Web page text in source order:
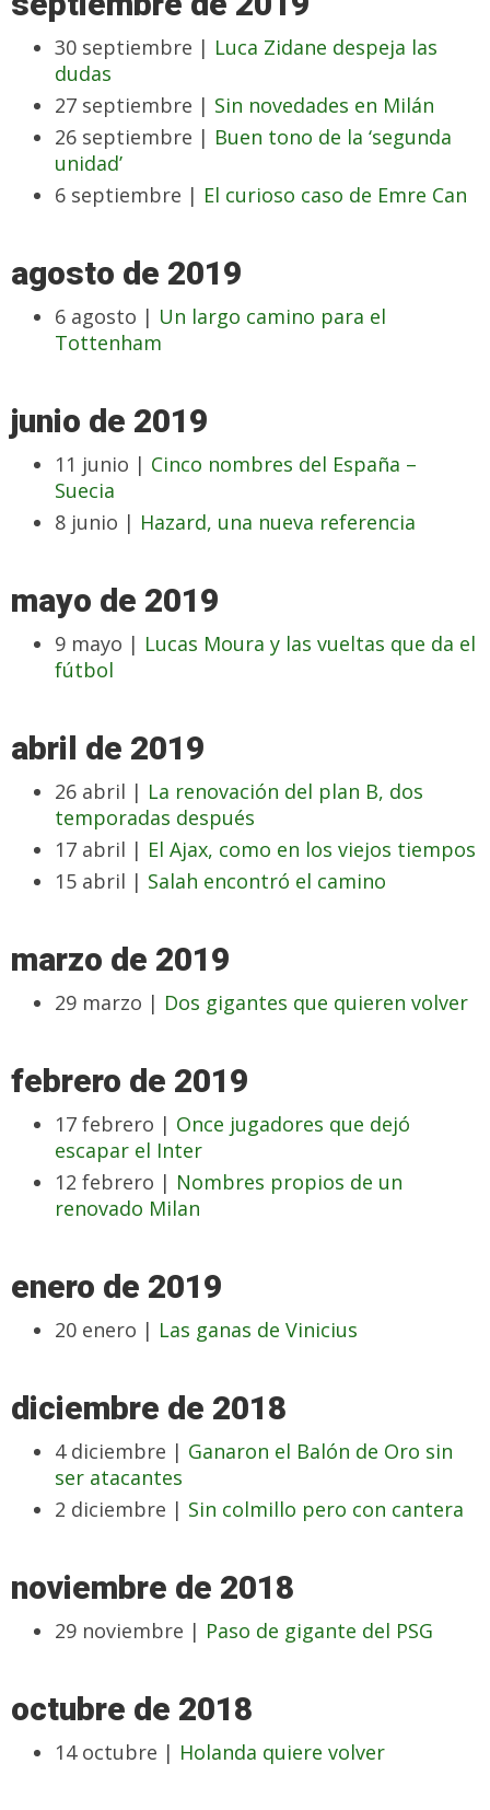
30 septiembre | Luca Zidane despeja las
dudas
27 septiembre | Sin novedades en Milán
26 septiembre | Buen tono de la ‘segunda
unidad’
6 septiembre | El curioso caso de Emre Can
agosto de 2019
6 agosto | Un largo camino para el
Tottenham
junio de 2019
11 junio | Cinco nombres del España –
Suecia
8 junio | Hazard, una nueva referencia
mayo de 2019
9 mayo | Lucas Moura y las vueltas que da el
fútbol
abril de 2019
26 abril | La renovación del plan B, dos
temporadas después
17 abril | El Ajax, como en los viejos tiempos
15 abril | Salah encontró el camino
marzo de 2019
29 marzo | Dos gigantes que quieren volver
febrero de 2019
17 febrero | Once jugadores que dejó
escapar el Inter
12 febrero | Nombres propios de un
renovado Milan
enero de 2019
20 enero | Las ganas de Vinicius
diciembre de 2018
4 diciembre | Ganaron el Balón de Oro sin
ser atacantes
2 diciembre | Sin colmillo pero con cantera
noviembre de 2018
29 noviembre | Paso de gigante del PSG
octubre de 2018
14 octubre | Holanda quiere volver